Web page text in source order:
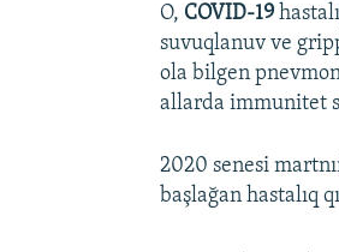
O, COVID-19
suvuqlanuv ve
ola bilgen
allarda immunitet
2020 senesi
başlağan hastalıq